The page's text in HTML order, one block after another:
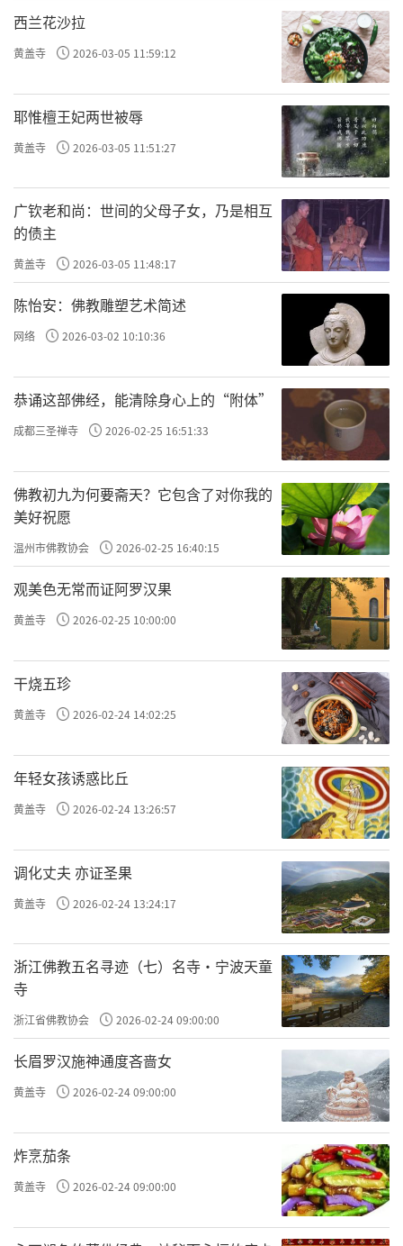
出的答案很简单∶被偷走了，那是一九二二年
前後发生的事。
一九六二年的时候，大吴村老人吴来先、
吴学古曾经跟人这样口述事情的经过∶当时慈
胜寺东边驻有国民党巡警局，局长褚北宣和巡
警吴德胜、李文成勾结寺内和尚先後两次盗窃
壁画，卖给了北京的不法商人。一九二三年，
一个北京奸商带二三十名工匠来寺内取画，村
民发现後到温县巡警局上告，巡警局局长李振
江带人到寺院，把取下来的壁画毁坏一部分，
并把北京来的奸商痛打一顿带回县城。
但两天後，这名奸商又回到大吴村取画，
并用木板夹住取下来的壁画运走了，原来他已
经用钱「搞定」了县城的李局长。从留下的痕
迹看，那些人偷壁画是分块截取，在不重要的
位置开槽至墙体，四周都开槽後，选用等面积
的木板从外面紧紧扣住，用又薄又长的铁片从
上面的槽往下铲，是个非常有技术的活儿。铲
离墙体後，再用木板从里面贴住分夹，捆好後
用草席包装运走。壁画被偷走後就没了下落，
到现在没有人知道这些壁画在什麽地方。
不知什麽原因，三小片壁画躲过了那些窃
贼的黑手，幸运地留在了原处，让人还能感受
一下元朝的文化，想象一下慈胜寺曾经的辉
煌。但疑问也接踵而至∶一个三县交界的偏僻
村庄，怎麽会有一个如此宏大的寺院兴旺数百
年？
·南北僧侣此中转
慈胜寺更详尽的历史很难寻觅，除石碑外
没有更多的文字资料留存下来。这里曾经有哪
些著名的和尚，曾经有过什麽样的往事，统统
不得而知。但有研究者认为，有一点是可以肯
定的∶这座寺院曾经是个僧侣中转站。
这种说法的依据是温县、孟州与黄河南岸
的孟津、巩义、荥阳之间的黄河古渡口很多。
前几年小浪底搬迁时进行抢救性发掘，在三十
多公里长的黄河岸边发现了密密麻麻的栈道、
粮仓和码头遗址。
由於最近几十年水位急剧下降，黄河如今
西兰花沙拉
黄盖寺 2026-03-05 11:59:12
耶惟檀王妃两世被辱
黄盖寺 2026-03-05 11:51:27
广钦老和尚：世间的父母子女，乃是相互
的债主
黄盖寺 2026-03-05 11:48:17
陈怡安：佛教雕塑艺术简述
网络 2026-03-02 10:10:36
恭诵这部佛经，能清除身心上的“附体”
成都三圣禅寺 2026-02-25 16:51:33
佛教初九为何要斋天？它包含了对你我的
美好祝愿
温州市佛教协会 2026-02-25 16:40:15
观美色无常而证阿罗汉果
黄盖寺 2026-02-25 10:00:00
干烧五珍
黄盖寺 2026-02-24 14:02:25
年轻女孩诱惑比丘
黄盖寺 2026-02-24 13:26:57
调化丈夫 亦证圣果
黄盖寺 2026-02-24 13:24:17
浙江佛教五名寻迹（七）名寺·宁波天童
寺
浙江省佛教协会 2026-02-24 09:00:00
长眉罗汉施神通度吝啬女
黄盖寺 2026-02-24 09:00:00
炸烹茄条
黄盖寺 2026-02-24 09:00:00